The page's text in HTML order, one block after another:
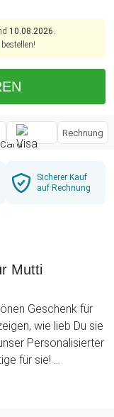
10.08.2026.
bestellen!
Rechnung
Sicherer Kauf
auf Rechnung
Mutti
Geschenk für
wie lieb Du sie
Personalisierter
für sie!